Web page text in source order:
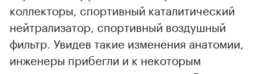
коллекторы, спортивный каталитический
нейтрализатор, спортивный воздушный
фильтр. Увидев такие изменения анатомии,
инженеры прибегли и к некоторым